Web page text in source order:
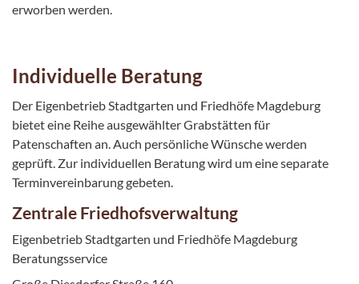
erworben werden.
Individuelle Beratung
Der Eigenbetrieb Stadtgarten und Friedhöfe Magdeburg
bietet eine Reihe ausgewählter Grabstätten für
Patenschaften an. Auch persönliche Wünsche werden
geprüft. Zur individuellen Beratung wird um eine separate
Terminvereinbarung gebeten.
Zentrale Friedhofsverwaltung
Eigenbetrieb Stadtgarten und Friedhöfe Magdeburg
Beratungsservice